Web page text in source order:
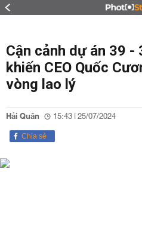
Cận cảnh dự án 39 -
khiến CEO Quốc
vòng lao lý
Hải Quân 15:43 | 25/07/2024
Chia sẻ